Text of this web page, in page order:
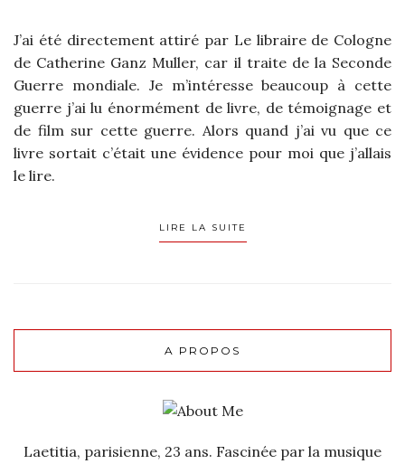
J’ai été directement attiré par Le libraire de Cologne
de Catherine Ganz Muller, car il traite de la Seconde
Guerre mondiale. Je m’intéresse beaucoup à cette
guerre j’ai lu énormément de livre, de témoignage et
de film sur cette guerre. Alors quand j’ai vu que ce
livre sortait c’était une évidence pour moi que j’allais
le lire.
LIRE LA SUITE
A PROPOS
Laetitia, parisienne, 23 ans. Fascinée par la musique